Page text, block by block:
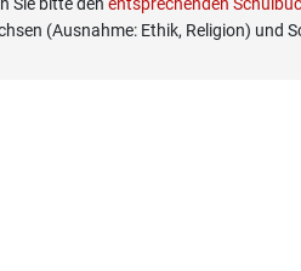
(Ausnahme: Ethik, Religion) und